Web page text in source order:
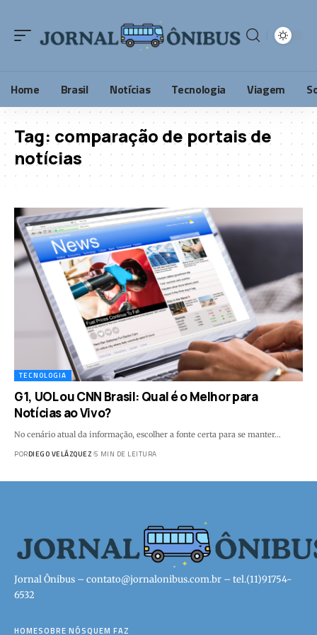
Home Brasil Notícias Tecnologia Viagem
Tag: comparação de portais de
notícias
TECNOLOGIA
G1, UOL ou CNN Brasil: Qual é o Melhor para
Notícias ao Vivo?
No cenário atual da informação, escolher a fonte certa para se manter…
PORDIEGO VELÁZQUEZ 5 MIN DE LEITURA
Jornal Ônibus – contato@jornalonibus.com.br – tel.(11)91754-
6532
HOMESOBRE NÓSQUEM FAZ